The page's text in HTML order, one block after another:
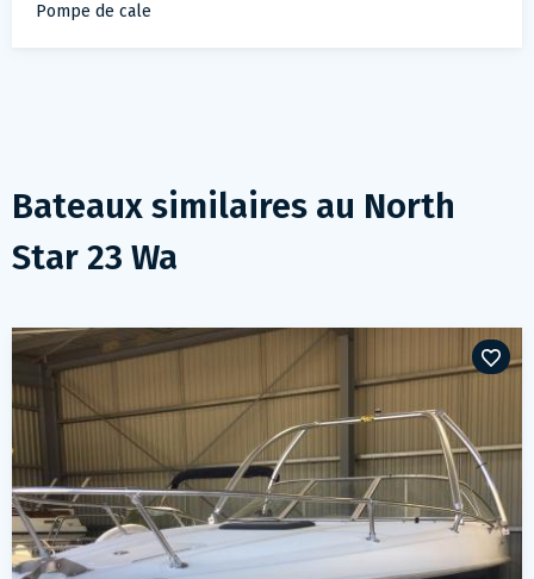
Pompe de cale
Bateaux similaires au North
Star 23 Wa